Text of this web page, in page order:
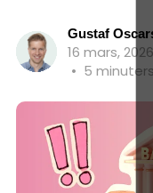
Gustaf
16 mars, 2026
• 5